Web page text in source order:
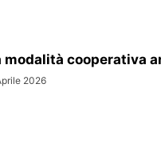
modalità cooperativa
2026